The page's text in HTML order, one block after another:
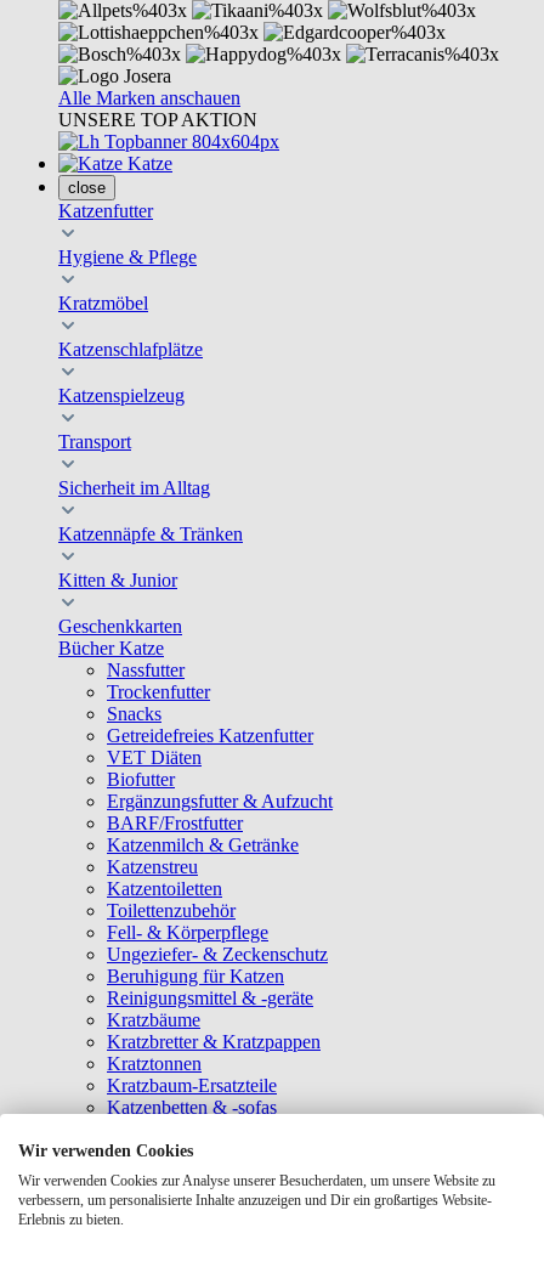
Alle Marken anschauen
UNSERE TOP AKTION
Katze
close
Katzenfutter
Hygiene & Pflege
Kratzmöbel
Katzenschlafplätze
Katzenspielzeug
Transport
Sicherheit im Alltag
Katzennäpfe & Tränken
Kitten & Junior
Geschenkkarten
Bücher Katze
Nassfutter
Trockenfutter
Snacks
Getreidefreies Katzenfutter
VET Diäten
Biofutter
Ergänzungsfutter & Aufzucht
BARF/Frostfutter
Katzenmilch & Getränke
Katzenstreu
Katzentoiletten
Toilettenzubehör
Fell- & Körperpflege
Ungeziefer- & Zeckenschutz
Beruhigung für Katzen
Reinigungsmittel & -geräte
Kratzbäume
Kratzbretter & Kratzpappen
Kratztonnen
Kratzbaum-Ersatzteile
Katzenbetten & -sofas
Katzenhäuser
Hängematten & Fensterliegeplätze
Katzendecken & -matten
Baldrian- & Catnipspielzeug
Wir verwenden Cookies
Wir verwenden Cookies zur Analyse unserer Besucherdaten, um unsere Website zu
verbessern, um personalisierte Inhalte anzuzeigen und Dir ein großartiges Website-
Erlebnis zu bieten.